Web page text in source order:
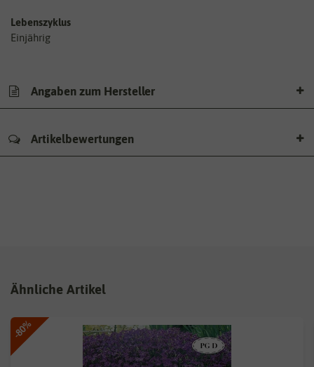
Lebenszyklus
Einjährig
Angaben zum Hersteller
Artikelbewertungen
Ähnliche Artikel
-80%